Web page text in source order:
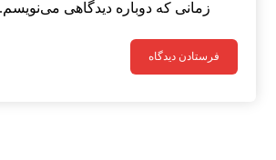
زمانی که دوباره دیدگاهی می‌نویسم.